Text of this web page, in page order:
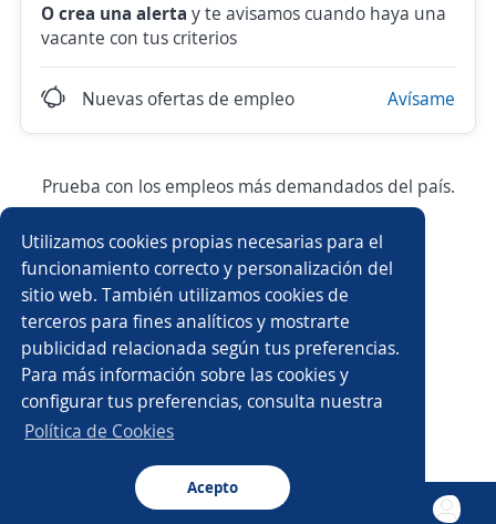
Utilizamos cookies propias necesarias para el
funcionamiento correcto y personalización del
sitio web. También utilizamos cookies de
terceros para fines analíticos y mostrarte
publicidad relacionada según tus preferencias.
Para más información sobre las cookies y
configurar tus preferencias, consulta nuestra
Política de Cookies
Acepto
O crea una alerta y te avisamos cuando haya una
vacante con tus criterios
Nuevas ofertas de empleo Avísame
Prueba con los empleos más demandados del país.
Asesor/a comercial Asesor/a comercial freelance
Producción Ejecutivo/a comercial
Auxiliar de almacén Asesor/a telefónico
Auxiliar administrativo/a Auxiliar de cocina
Asesor/a servicio al cliente Conductor/a